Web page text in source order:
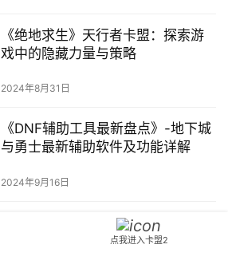
《绝地求生》天行者卡盟：探索游
戏中的隐藏力量与策略
2024年8月31日
《DNF辅助工具最新盘点》-地下城
与勇士最新辅助软件及功能详解
2024年9月16日
DNF手游搬砖攻略-DNF手游哪些地
点我进入卡盟2